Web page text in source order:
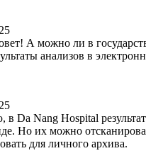
А можно ли в
анализов в
Da Nang Hospital
Но их можно
для личного архива.